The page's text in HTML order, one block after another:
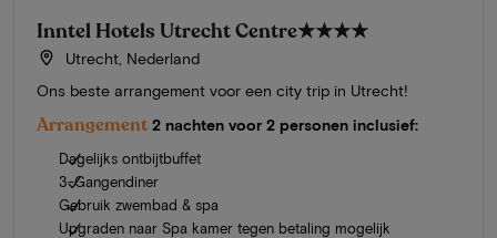
Inntel Hotels Utrecht Centre★★★★
Utrecht, Nederland
Ons beste arrangement voor een city trip in Utrecht!
Arrangement 2 nachten voor 2 personen inclusief:
Dagelijks ontbijtbuffet
3-Gangendiner
Gebruik zwembad & spa
Upgraden naar Spa kamer tegen betaling mogelijk